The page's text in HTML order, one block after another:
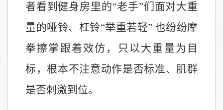
者看到健身房里的“老手”们面对大重
量的哑铃、杠铃“举重若轻” 也纷纷摩
拳擦掌跟着效仿，只以大重量为目
标 ，根本不注意动作是否标准、肌群
是否刺激到位。